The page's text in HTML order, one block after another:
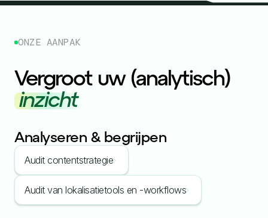
ONZE AANPAK
Vergroot uw (analytisch)
inzicht
Analyseren & begrijpen
Audit contentstrategie
Audit van lokalisatietools en -workflows